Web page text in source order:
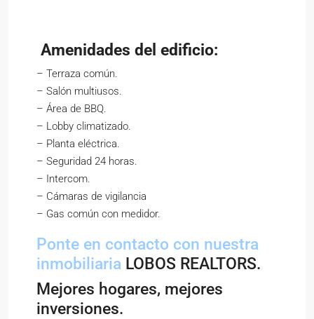
Amenidades del edificio:
– Terraza común.
– Salón multiusos.
– Área de BBQ.
– Lobby climatizado.
– Planta eléctrica.
– Seguridad 24 horas.
– Intercom.
– Cámaras de vigilancia
– Gas común con medidor.
Ponte en contacto con nuestra
inmobiliaria LOBOS REALTORS.
Mejores hogares, mejores
inversiones.